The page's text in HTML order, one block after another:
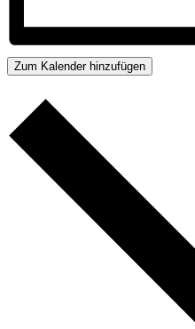
Zum Kalender hinzufügen